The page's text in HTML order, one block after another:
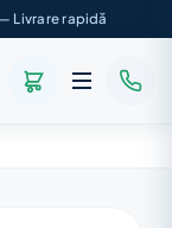
Livrare rapidă